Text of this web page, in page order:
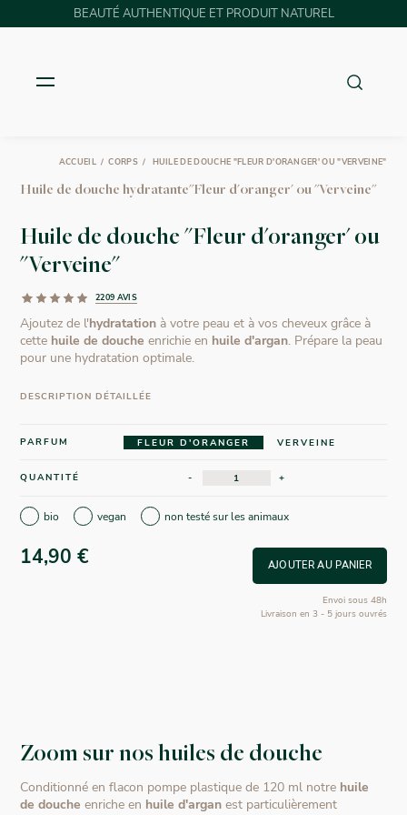
BEAUTÉ AUTHENTIQUE ET PRODUIT NATUREL
Huile de douche hydratante"Fleur d'oranger' ou "Verveine"
ACCUEIL CORPS HUILE DE DOUCHE "FLEUR D'ORANGER' OU "VERVEINE"
Huile de douche "Fleur d'oranger' ou
"Verveine"
2209 AVIS
Ajoutez de l'hydratation à votre peau et à vos cheveux grâce à
cette huile de douche enrichie en huile d'argan. Prépare la peau
pour une hydratation optimale.
DESCRIPTION DÉTAILLÉE
PARFUM FLEUR D'ORANGER VERVEINE
QUANTITÉ - +
bio vegan non testé sur les animaux
14,90 € AJOUTER AU PANIER
Envoi sous 48h
Livraison en 3 - 5 jours ouvrés
Zoom sur nos huiles de douche
Conditionné en flacon pompe plastique de 120 ml notre huile
de douche enriche en huile d'argan est particulièrement